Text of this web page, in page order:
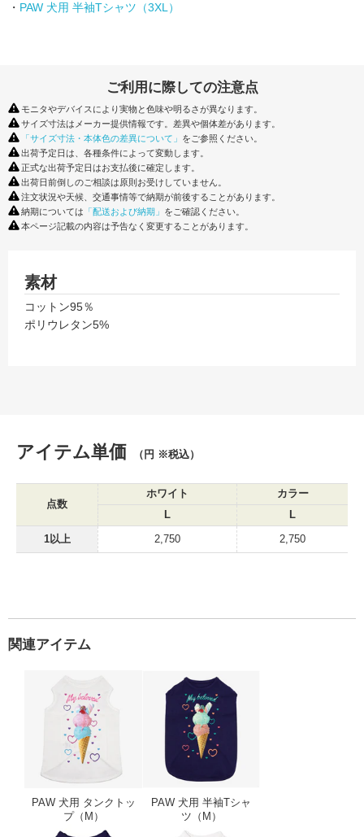
・ PAW 犬用 半袖Tシャツ（3XL）
ご利用に際しての注意点
モニタやデバイスにより実物と色味や明るさが異なります。
サイズ寸法はメーカー提供情報です。差異や個体差があります。
「サイズ寸法・本体色の差異について」 をご参照ください。
出荷予定日は、各種条件によって変動します。
正式な出荷予定日はお支払後に確定します。
出荷日前倒しのご相談は原則お受けしていません。
注文状況や天候、交通事情等で納期が前後することがあります。
納期については 「配送および納期」 をご確認ください。
本ページ記載の内容は予告なく変更することがあります。
素材
コットン95％
ポリウレタン5%
アイテム単価 （円 ※税込）
点数
ホワイト
カラー
L
L
1以上 2,750 2,750
関連アイテム
PAW 犬用 タンクトッ
プ（M）
PAW 犬用 タンクトップ（M）
PAW 犬用 半袖Tシャ
ツ（M）
PAW 犬用 半袖Tシャツ（S）